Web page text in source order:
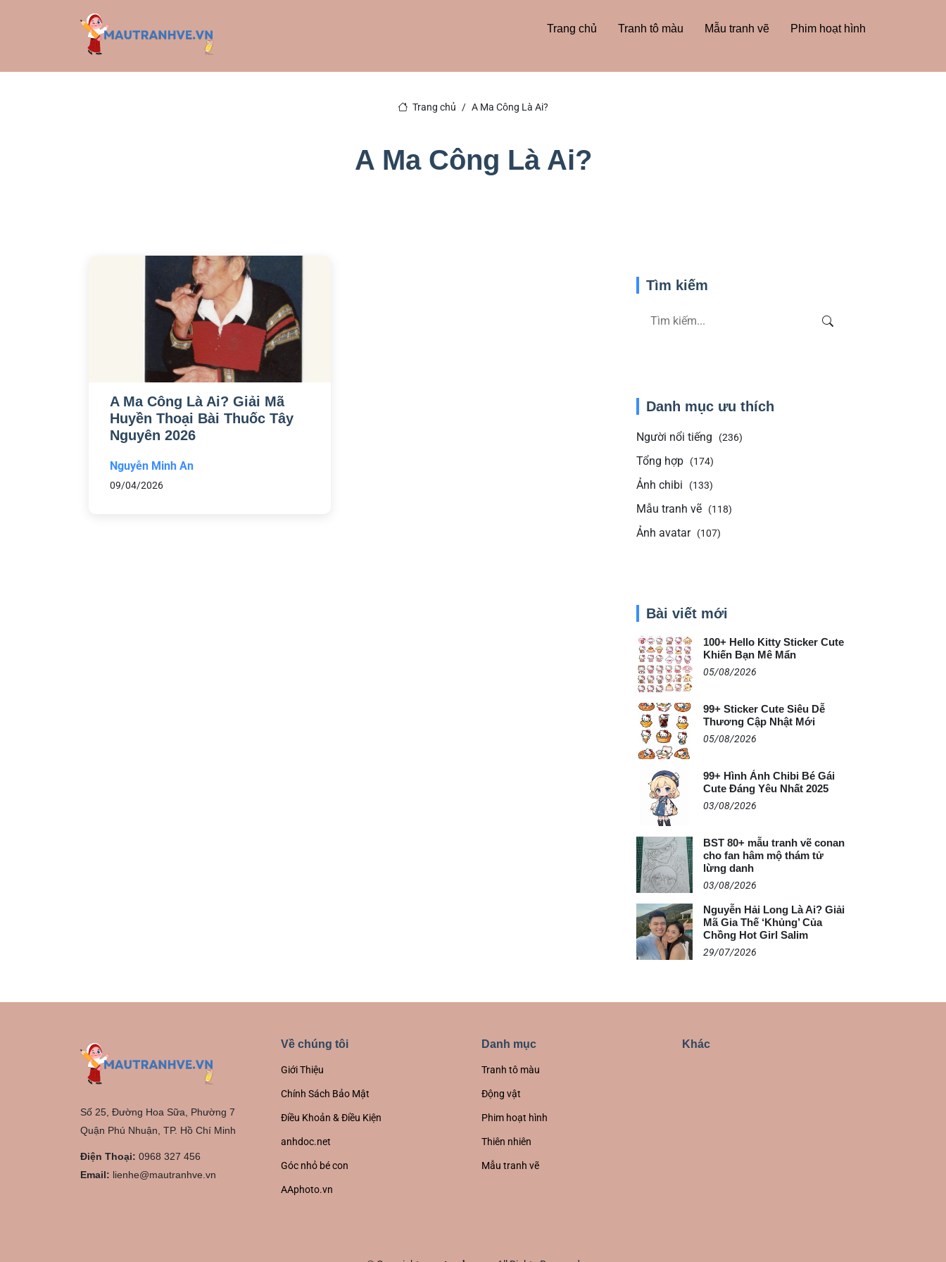
Trang chủ Tranh tô màu Mẫu tranh vẽ Phim hoạt hình
Trang chủ A Ma Công Là Ai?
A Ma Công Là Ai?
A Ma Công Là Ai? Giải Mã
Huyền Thoại Bài Thuốc Tây
Nguyên 2026
Nguyễn Minh An
09/04/2026
Tìm kiếm
Danh mục ưu thích
Người nổi tiếng (236)
Tổng hợp (174)
Ảnh chibi (133)
Mẫu tranh vẽ (118)
Ảnh avatar (107)
Bài viết mới
100+ Hello Kitty Sticker Cute
Khiến Bạn Mê Mẩn
05/08/2026
99+ Sticker Cute Siêu Dễ
Thương Cập Nhật Mới
05/08/2026
99+ Hình Ảnh Chibi Bé Gái
Cute Đáng Yêu Nhất 2025
03/08/2026
BST 80+ mẫu tranh vẽ conan
cho fan hâm mộ thám tử
lừng danh
03/08/2026
Nguyễn Hải Long Là Ai? Giải
Mã Gia Thế ‘Khủng’ Của
Chồng Hot Girl Salim
29/07/2026
Số 25, Đường Hoa Sữa, Phường 7
Quận Phú Nhuận, TP. Hồ Chí Minh
Điện Thoại: 0968 327 456
Email: lienhe@mautranhve.vn
Về chúng tôi
Giới Thiệu
Chính Sách Bảo Mật
Điều Khoản & Điều Kiện
anhdoc.net
Góc nhỏ bé con
AAphoto.vn
Danh mục
Tranh tô màu
Động vật
Phim hoạt hình
Thiên nhiên
Mẫu tranh vẽ
Khác